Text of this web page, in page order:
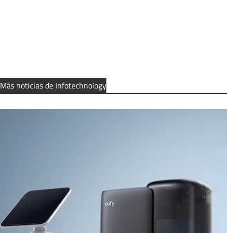
Más noticias de Infotechnology